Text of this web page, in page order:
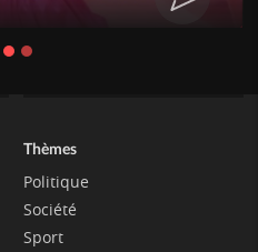
Thèmes
Politique
Société
Sport